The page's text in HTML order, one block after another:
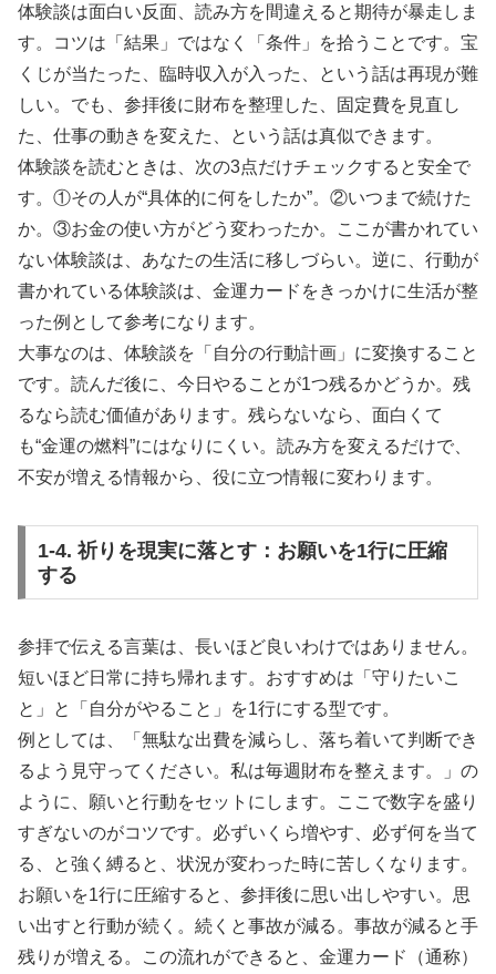
体験談は面白い反面、読み方を間違えると期待が暴走しま
す。コツは「結果」ではなく「条件」を拾うことです。宝
くじが当たった、臨時収入が入った、という話は再現が難
しい。でも、参拝後に財布を整理した、固定費を見直し
た、仕事の動きを変えた、という話は真似できます。
体験談を読むときは、次の3点だけチェックすると安全で
す。①その人が“具体的に何をしたか”。②いつまで続けた
か。③お金の使い方がどう変わったか。ここが書かれてい
ない体験談は、あなたの生活に移しづらい。逆に、行動が
書かれている体験談は、金運カードをきっかけに生活が整
った例として参考になります。
大事なのは、体験談を「自分の行動計画」に変換すること
です。読んだ後に、今日やることが1つ残るかどうか。残
るなら読む価値があります。残らないなら、面白くて
も“金運の燃料”にはなりにくい。読み方を変えるだけで、
不安が増える情報から、役に立つ情報に変わります。
1-4. 祈りを現実に落とす：お願いを1行に圧縮
する
参拝で伝える言葉は、長いほど良いわけではありません。
短いほど日常に持ち帰れます。おすすめは「守りたいこ
と」と「自分がやること」を1行にする型です。
例としては、「無駄な出費を減らし、落ち着いて判断でき
るよう見守ってください。私は毎週財布を整えます。」の
ように、願いと行動をセットにします。ここで数字を盛り
すぎないのがコツです。必ずいくら増やす、必ず何を当て
る、と強く縛ると、状況が変わった時に苦しくなります。
お願いを1行に圧縮すると、参拝後に思い出しやすい。思
い出すと行動が続く。続くと事故が減る。事故が減ると手
残りが増える。この流れができると、金運カード（通称）